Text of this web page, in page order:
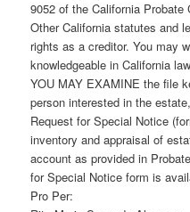
9052 of the California Probate
Other California statutes and
rights as a creditor. You may
knowledgeable in California
YOU MAY EXAMINE the file
person interested in the
Request for Special Notice
inventory and appraisal of
account as provided in
for Special Notice form is
Pro Per: